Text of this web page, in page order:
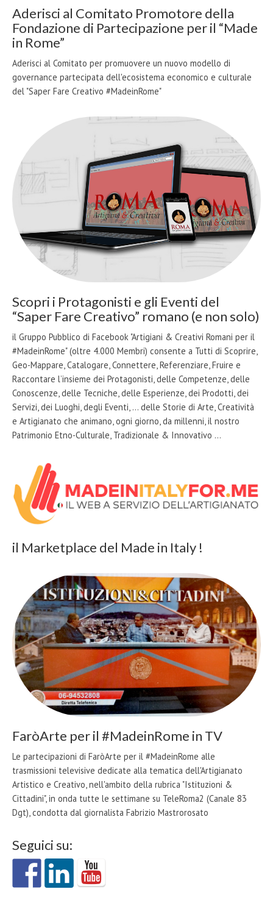
Aderisci al Comitato Promotore della
Fondazione di Partecipazione per il “Made
in Rome”
Aderisci al Comitato per promuovere un nuovo modello di
governance partecipata dell'ecosistema economico e culturale
del "Saper Fare Creativo #MadeinRome"
Scopri i Protagonisti e gli Eventi del
“Saper Fare Creativo” romano (e non solo)
il Gruppo Pubblico di Facebook "Artigiani & Creativi Romani per il
#MadeinRome" (oltre 4.000 Membri) consente a Tutti di Scoprire,
Geo-Mappare, Catalogare, Connettere, Referenziare, Fruire e
Raccontare l’insieme dei Protagonisti, delle Competenze, delle
Conoscenze, delle Tecniche, delle Esperienze, dei Prodotti, dei
Servizi, dei Luoghi, degli Eventi, … delle Storie di Arte, Creatività
e Artigianato che animano, ogni giorno, da millenni, il nostro
Patrimonio Etno-Culturale, Tradizionale & Innovativo …
il Marketplace del Made in Italy !
FaròArte per il #MadeinRome in TV
Le partecipazioni di FaròArte per il #MadeinRome alle
trasmissioni televisive dedicate alla tematica dell'Artigianato
Artistico e Creativo, nell'ambito della rubrica "Istituzioni &
Cittadini", in onda tutte le settimane su TeleRoma2 (Canale 83
Dgt), condotta dal giornalista Fabrizio Mastrorosato
Seguici su: